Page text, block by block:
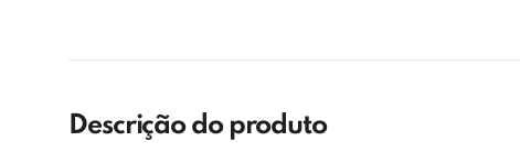
Descrição do produto